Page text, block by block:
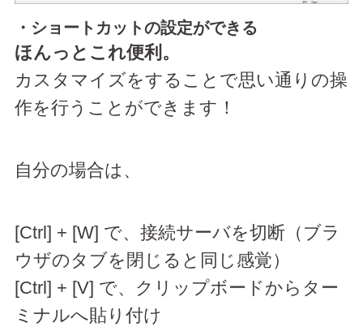
・ショートカットの設定ができる
ほんっとこれ便利。
カスタマイズをすることで思い通りの操
作を行うことができます！
自分の場合は、
[Ctrl] + [W] で、接続サーバを切断（ブラ
ウザのタブを閉じると同じ感覚）
[Ctrl] + [V] で、クリップボードからター
ミナルへ貼り付け